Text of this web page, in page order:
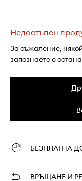
Недостъпен
За съжаление,
запознаете с
БЕЗПЛАТНА
ВРЪЩАНЕ И